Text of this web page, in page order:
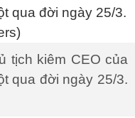
tịch kiêm CEO của
qua đời ngày 25/3.